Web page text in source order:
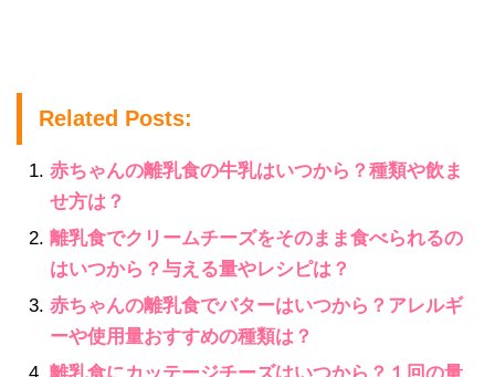
Related Posts:
赤ちゃんの離乳食の牛乳はいつから？種類や飲ま
せ方は？
離乳食でクリームチーズをそのまま食べられるの
はいつから？与える量やレシピは？
赤ちゃんの離乳食でバターはいつから？アレルギ
ーや使用量おすすめの種類は？